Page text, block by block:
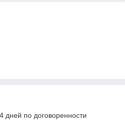
дней по договоренности